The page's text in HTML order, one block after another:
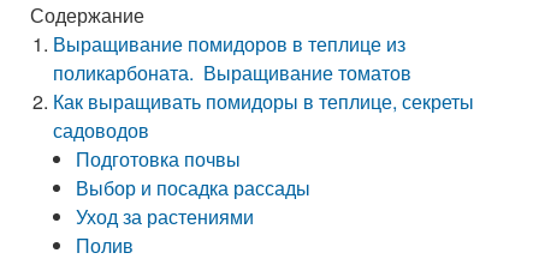
Содержание
Выращивание помидоров в теплице из
поликарбоната. Выращивание томатов
Как выращивать помидоры в теплице, секреты
садоводов
Подготовка почвы
Выбор и посадка рассады
Уход за растениями
Полив